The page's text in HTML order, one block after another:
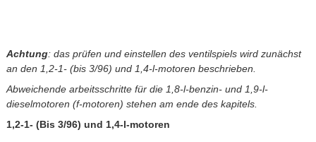
Achtung: das prüfen und einstellen des ventilspiels wird zunächst
an den 1,2-1- (bis 3/96) und 1,4-l-motoren beschrieben.
Abweichende arbeitsschritte für die 1,8-l-benzin- und 1,9-l-
dieselmotoren (f-motoren) stehen am ende des kapitels.
1,2-1- (Bis 3/96) und 1,4-l-motoren